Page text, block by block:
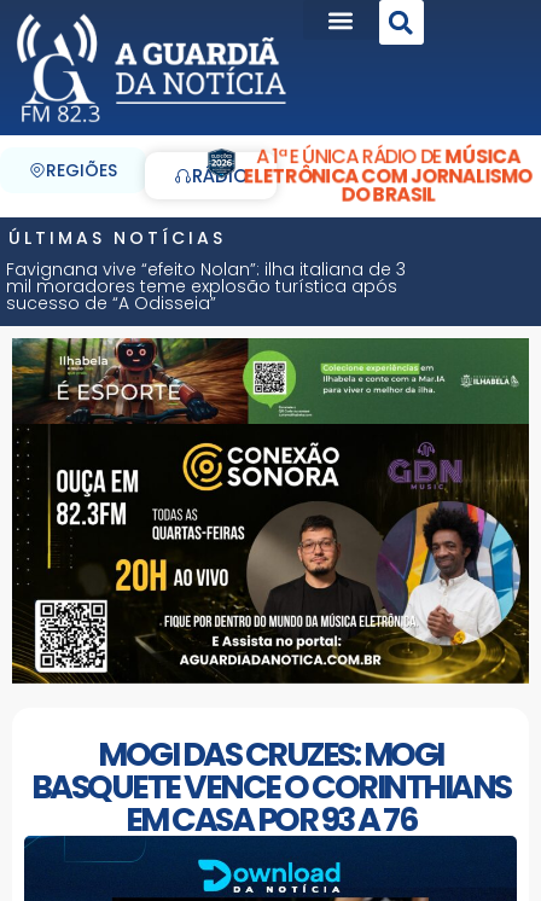
REGIÕES RÁDIO
A 1ª E ÚNICA RÁDIO DEMÚSICA
ELETRÔNICA COM JORNALISMO
DO BRASIL
ÚLTIMAS NOTÍCIAS
Favignana vive “efeito Nolan”: ilha italiana de 3
mil moradores teme explosão turística após
sucesso de “A Odisseia”
MOGI DAS CRUZES: MOGI
BASQUETE VENCE O CORINTHIANS
EM CASA POR 93 A 76